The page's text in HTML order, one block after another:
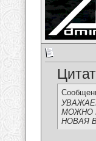
МОЖНО
НОВАЯ